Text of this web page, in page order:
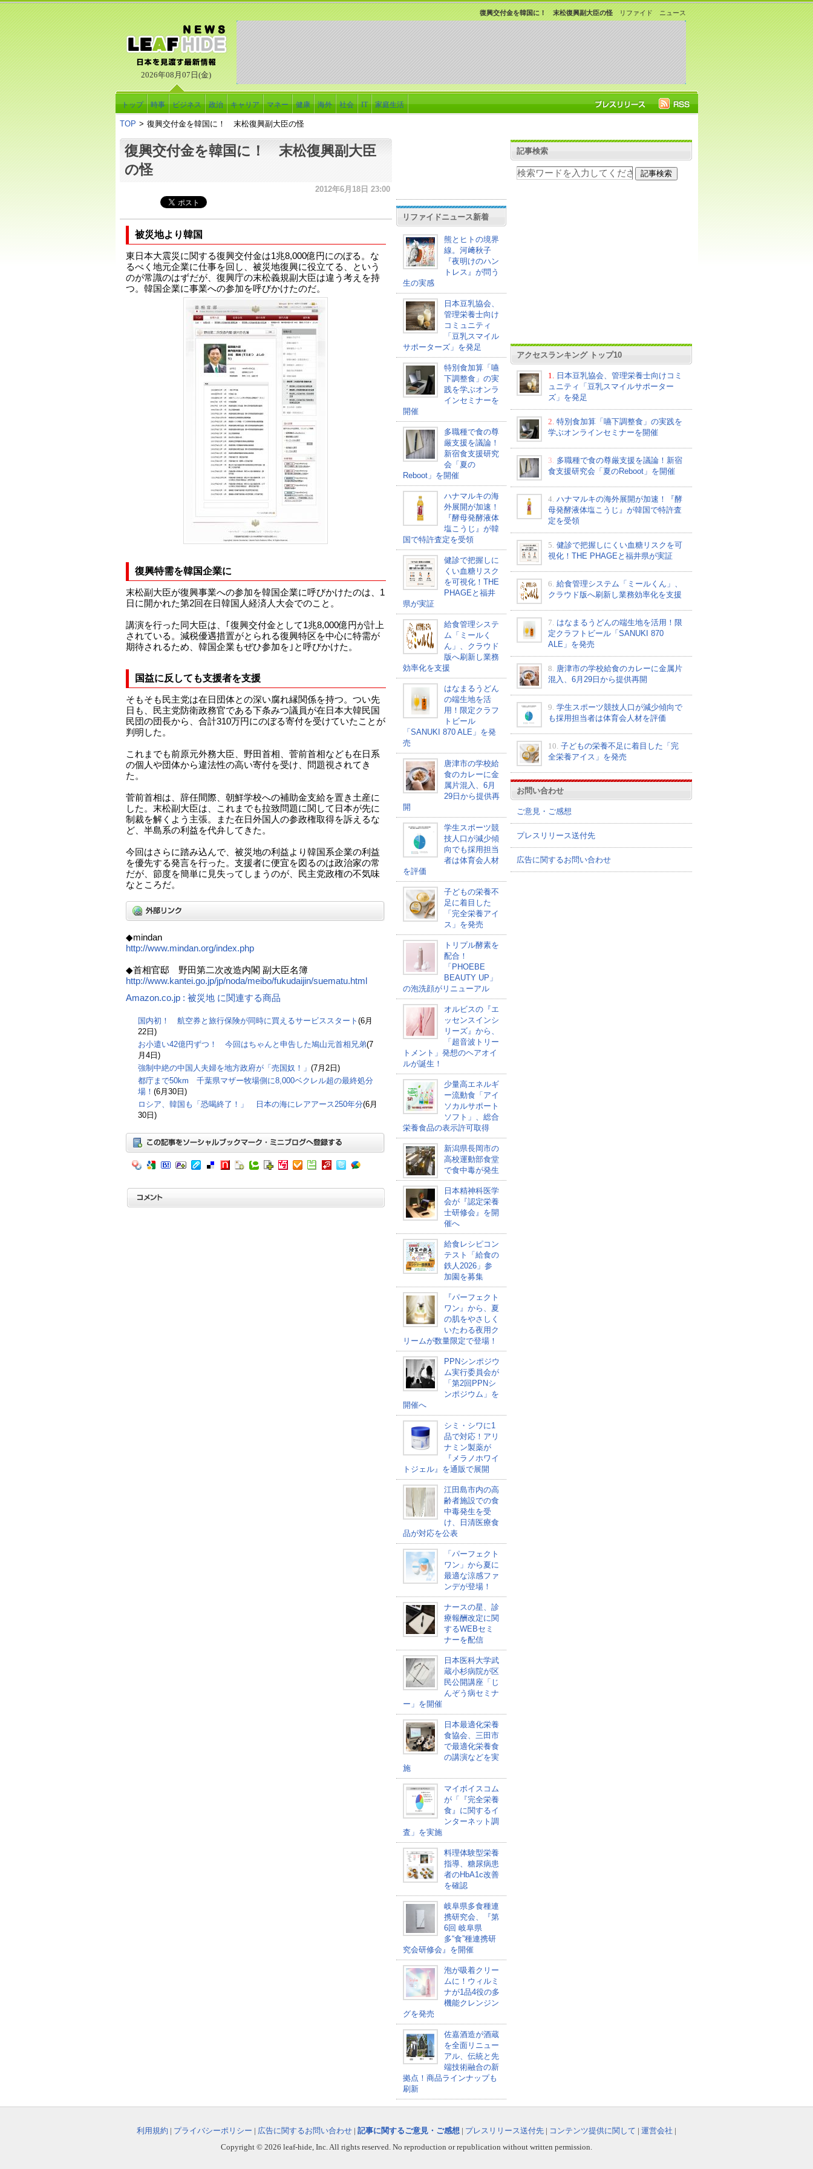
2026年08月07日(金)
リファイド ニュース
復興交付金を韓国に！ 末松復興副大臣の怪
トップ 時事 ビジネス 政治 キャリア マネー 健康 海外 社会 IT 家庭生活
TOP > 復興交付金を韓国に！ 末松復興副大臣の怪
復興交付金を韓国に！ 末松復興副大臣
の怪
2012年6月18日 23:00
被災地より韓国
東日本大震災に関する復興交付金は1兆8,000億円にのぼる。な
るべく地元企業に仕事を回し、被災地復興に役立てる、という
のが常識のはずだが、復興庁の末松義規副大臣は違う考えを持
つ。韓国企業に事業への参加を呼びかけたのだ。
復興特需を韓国企業に
末松副大臣が復興事業への参加を韓国企業に呼びかけたのは、1
日に開かれた第2回在日韓国人経済人大会でのこと。
講演を行った同大臣は、｢復興交付金として1兆8,000億円が計上
されている。減税優遇措置がとられる復興特区を中心に特需が
期待されるため、韓国企業もぜひ参加を｣と呼びかけた。
国益に反しても支援者を支援
そもそも民主党は在日団体との深い腐れ縁関係を持つ。つい先
日も、民主党防衛政務官である下条みつ議員が在日本大韓民国
民団の団長から、合計310万円にのぼる寄付を受けていたことが
判明した。
これまでも前原元外務大臣、野田首相、菅前首相なども在日系
の個人や団体から違法性の高い寄付を受け、問題視されてき
た。
菅前首相は、辞任間際、朝鮮学校への補助金支給を置き土産に
した。末松副大臣は、これまでも拉致問題に関して日本が先に
制裁を解くよう主張。また在日外国人の参政権取得を訴えるな
ど、半島系の利益を代弁してきた。
今回はさらに踏み込んで、被災地の利益より韓国系企業の利益
を優先する発言を行った。支援者に便宜を図るのは政治家の常
だが、節度を簡単に見失ってしまうのが、民主党政権の不気味
なところだ。
◆mindan
http://www.mindan.org/index.php
◆首相官邸 野田第二次改造内閣 副大臣名簿
http://www.kantei.go.jp/jp/noda/meibo/fukudaijin/suematu.html
Amazon.co.jp : 被災地 に関連する商品
国内初！ 航空券と旅行保険が同時に買えるサービススタート (6月
22日)
お小遣い42億円ずつ！ 今回はちゃんと申告した鳩山元首相兄弟(7
月4日)
強制中絶の中国人夫婦を地方政府が「売国奴！」 (7月2日)
都庁まで50km 千葉県マザー牧場側に8,000ベクレル超の最終処分
場！ (6月30日)
ロシア、韓国も「恐喝終了！」 日本の海にレアアース250年分(6月
30日)
リファイドニュース新着
熊とヒトの境界
線。河﨑秋子
『夜明けのハン
トレス』が問う
生の実感
日本豆乳協会、
管理栄養士向け
コミュニティ
「豆乳スマイル
サポーターズ」を発足
特別食加算「嚥
下調整食」の実
践を学ぶオンラ
インセミナーを
開催
多職種で食の尊
厳支援を議論！
新宿食支援研究
会「夏の
Reboot」を開催
ハナマルキの海
外展開が加速！
『酵母発酵液体
塩こうじ』が韓
国で特許査定を受領
健診で把握しに
くい血糖リスク
を可視化！THE
PHAGEと福井
県が実証
給食管理システ
ム「ミールく
ん」、クラウド
版へ刷新し業務
効率化を支援
はなまるうどん
の端生地を活
用！限定クラフ
トビール
「SANUKI 870 ALE」を発
売
唐津市の学校給
食のカレーに金
属片混入、6月
29日から提供再
開
学生スポーツ競
技人口が減少傾
向でも採用担当
者は体育会人材
を評価
子どもの栄養不
足に着目した
「完全栄養アイ
ス」を発売
トリプル酵素を
配合！
「PHOEBE
BEAUTY UP」
の泡洗顔がリニューアル
オルビスの『エ
ッセンスインシ
リーズ』から、
「超音波トリー
トメント」発想のヘアオイ
ルが誕生！
少量高エネルギ
ー流動食「アイ
ソカルサポート
ソフト」、総合
栄養食品の表示許可取得
新潟県長岡市の
高校運動部食堂
で食中毒が発生
日本精神科医学
会が『認定栄養
士研修会』を開
催へ
給食レシピコン
テスト「給食の
鉄人2026」参
加園を募集
『パーフェクト
ワン』から、夏
の肌をやさしく
いたわる夜用ク
リームが数量限定で登場！
PPNシンポジウ
ム実行委員会が
「第2回PPNシ
ンポジウム」を
開催へ
シミ・シワに1
品で対応！アリ
ナミン製薬が
『メラノホワイ
トジェル』を通販で展開
江田島市内の高
齢者施設での食
中毒発生を受
け、日清医療食
品が対応を公表
「パーフェクト
ワン」から夏に
最適な涼感ファ
ンデが登場！
ナースの星、診
療報酬改定に関
するWEBセミ
ナーを配信
日本医科大学武
蔵小杉病院が区
民公開講座「じ
んぞう病セミナ
ー」を開催
日本最適化栄養
食協会、三田市
で最適化栄養食
の講演などを実
施
マイボイスコム
が「『完全栄養
食』に関するイ
ンターネット調
査」を実施
料理体験型栄養
指導、糖尿病患
者のHbA1c改善
を確認
岐阜県多食種連
携研究会、『第
6回 岐阜県
多“食”種連携研
究会研修会』を開催
泡が吸着クリー
ムに！ウィルミ
ナが1品4役の多
機能クレンジン
グを発売
佐嘉酒造が酒蔵
を全面リニュー
アル、伝統と先
端技術融合の新
拠点！商品ラインナップも
刷新
記事検索
アクセスランキング トップ10
1.
日本豆乳協会、管理栄養士向けコミ
ュニティ「豆乳スマイルサポーター
ズ」を発足
2. 特別食加算「嚥下調整食」の実践を
学ぶオンラインセミナーを開催
3. 多職種で食の尊厳支援を議論！新宿
食支援研究会「夏のReboot」を開催
4. ハナマルキの海外展開が加速！『酵
母発酵液体塩こうじ』が韓国で特許査
定を受領
5. 健診で把握しにくい血糖リスクを可
視化！THE PHAGEと福井県が実証
6. 給食管理システム「ミールくん」、
クラウド版へ刷新し業務効率化を支援
7. はなまるうどんの端生地を活用！限
定クラフトビール「SANUKI 870
ALE」を発売
8. 唐津市の学校給食のカレーに金属片
混入、6月29日から提供再開
9. 学生スポーツ競技人口が減少傾向で
も採用担当者は体育会人材を評価
10. 子どもの栄養不足に着目した「完
全栄養アイス」を発売
お問い合わせ
ご意見・ご感想
プレスリリース送付先
広告に関するお問い合わせ
利用規約 | プライバシーポリシー | 広告に関するお問い合わせ | 記事に関するご意見・ご感想 | プレスリリース送付先 | コンテンツ提供に関して | 運営会社 |
Copyright © 2026 leaf-hide, Inc. All rights reserved. No reproduction or republication without written permission.